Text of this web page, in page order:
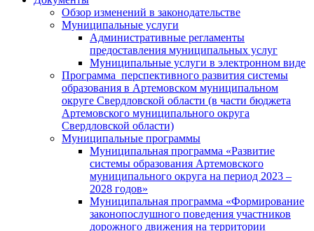
Обзор изменений в законодательстве
Муниципальные услуги
Административные регламенты
предоставления муниципальных услуг
Муниципальные услуги в электронном виде
Программа перспективного развития системы
образования в Артемовском муниципальном
округе Свердловской области (в части бюджета
Артемовского муниципального округа
Свердловской области)
Муниципальные программы
Муниципальная программа «Развитие
системы образования Артемовского
муниципального округа на период 2023 –
2028 годов»
Муниципальная программа «Формирование
законопослушного поведения участников
дорожного движения на территории